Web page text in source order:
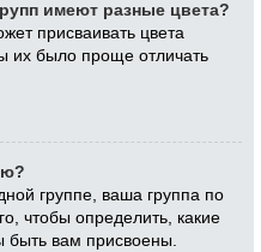
имеют разные цвета?
присваивать цвета
их было проще отличать
группе, ваша группа по
чтобы определить, какие
быть вам присвоены.